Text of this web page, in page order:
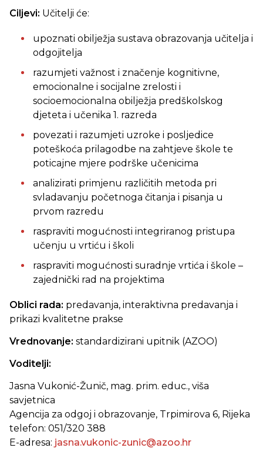
Ciljevi: Učitelji će:
upoznati obilježja sustava obrazovanja učitelja i
odgojitelja
razumjeti važnost i značenje kognitivne,
emocionalne i socijalne zrelosti i
socioemocionalna obilježja predškolskog
djeteta i učenika 1. razreda
povezati i razumjeti uzroke i posljedice
poteškoća prilagodbe na zahtjeve škole te
poticajne mjere podrške učenicima
analizirati primjenu različitih metoda pri
svladavanju početnoga čitanja i pisanja u
prvom razredu
raspraviti mogućnosti integriranog pristupa
učenju u vrtiću i školi
raspraviti mogućnosti suradnje vrtića i škole –
zajednički rad na projektima
Oblici rada: predavanja, interaktivna predavanja i
prikazi kvalitetne prakse
Vrednovanje: standardizirani upitnik (AZOO)
Voditelji:
Jasna Vukonić-Žunič, mag. prim. educ., viša
savjetnica
Agencija za odgoj i obrazovanje, Trpimirova 6, Rijeka
telefon: 051/320 388
E-adresa: jasna.vukonic-zunic@azoo.hr